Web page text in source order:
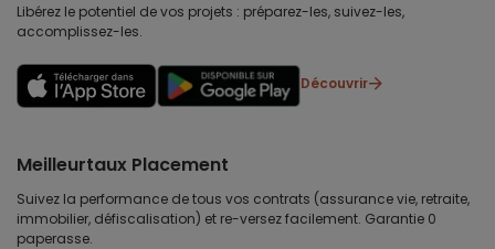
Libérez le potentiel de vos projets : préparez-les, suivez-les,
accomplissez-les.
Découvrir
Meilleurtaux Placement
Suivez la performance de tous vos contrats (assurance vie, retraite,
immobilier, défiscalisation) et re-versez facilement. Garantie 0
paperasse.